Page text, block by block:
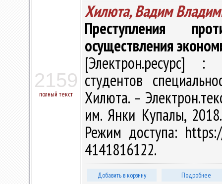
2159
полный текст
Хилюта, Вадим
Преступления
осуществления
[Электрон.ресурс] :
студентов
Хилюта. –
им. Янки Купалы,
Режим доступа:
4141816122.
Добавить в корзину Подробнее